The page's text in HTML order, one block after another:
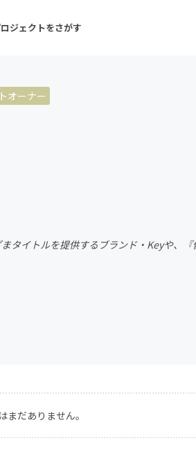
ジェクトをさがす
ビューティー・ヘルスケア
オーナー
タイトルを提供するブランド・Keyや、
だありません。